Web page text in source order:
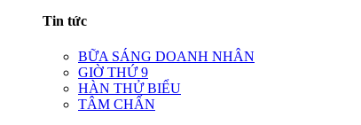
Tin tức
BỮA SÁNG DOANH NHÂN
GIỜ THỨ 9
HÀN THỬ BIỂU
TÂM CHẤN